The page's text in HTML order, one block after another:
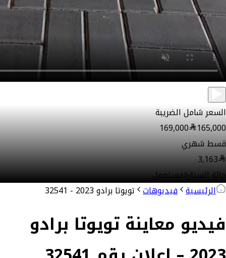
السعر شامل الضريبة
165,000
169,000
قسط شهري
3,163
حالة السيارةمستعمل
الرئيسية فيديوهات تويوتا برادو 2023 - 32541
فيديو معاينة تويوتا برادو